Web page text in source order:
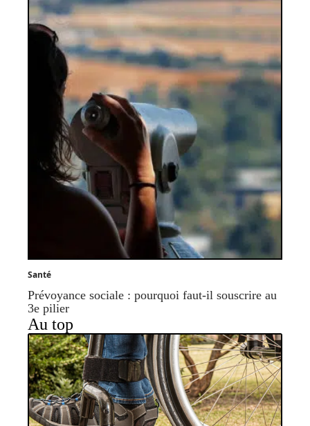
Santé
Prévoyance sociale : pourquoi faut-il souscrire au
3e pilier
Au top